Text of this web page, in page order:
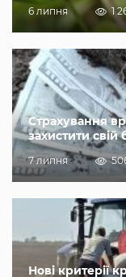
6 липня 1
Страхування
захистити свій
7 липня
Нові критерії